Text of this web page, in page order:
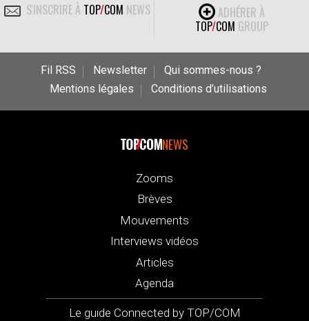
S'INSCRIRE À TOP/COM NEWS
ADHÉRER À
TOP/COM GROUP
Fil RSS Newsletter
Qui sommes-nous ?
Mentions légales
Conditions d’utilisations
NEWS
Zooms
Brèves
Mouvements
Interviews vidéos
Articles
Agenda
Le guide Connected by TOP/COM